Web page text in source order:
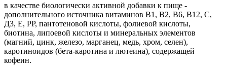
в качестве биологически активной добавки к пище -
дополнительного источника витаминов В1, В2, В6, В12, С,
Д3, Е, РР, пантотеновой кислоты, фолиевой кислоты,
биотина, липоевой кислоты и минеральных элементов
(магний, цинк, железо, марганец, медь, хром, селен),
каротиноидов (бета-каротина и лютеина), содержащей
кофеин.